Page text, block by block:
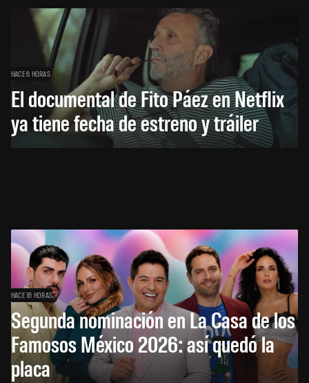
HACE 6 HORAS
El documental de Fito Páez en Netflix
ya tiene fecha de estreno y tráiler
HACE 16 HORAS
Segunda nominación en La Casa de los
Famosos México 2026: así quedó la
placa